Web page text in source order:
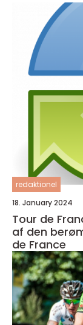
redaktionel
18. January 2024
Tour de
af den
de France